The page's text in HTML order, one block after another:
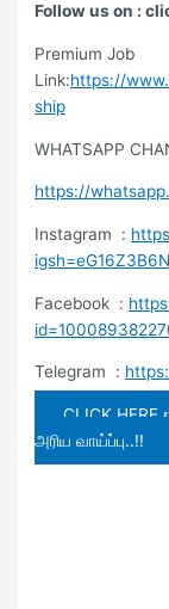
Follow us on :
Premium Job
Link:https://
ship
WHATSAPP
https://
Instagram :
Facebook :
Telegram :
CLICK HERE
அரிய வாய்ப்பு..!!